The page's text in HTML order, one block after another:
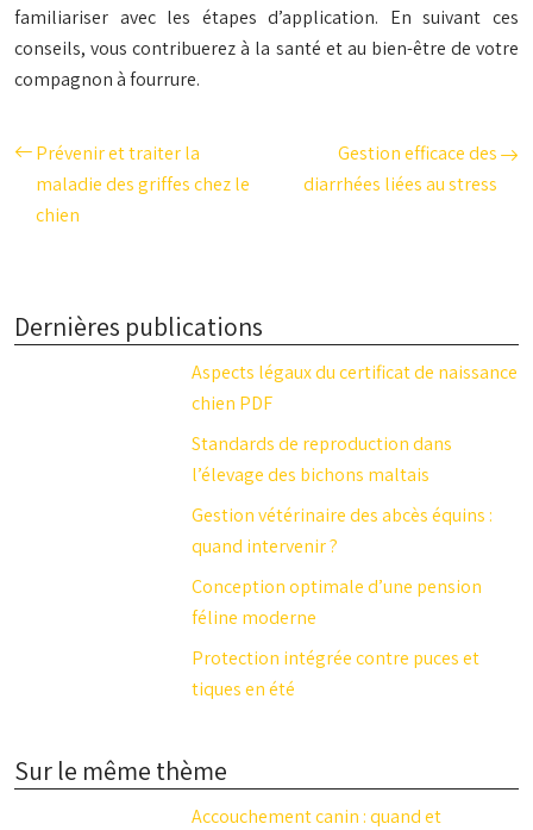
familiariser avec les étapes d’application. En suivant ces
conseils, vous contribuerez à la santé et au bien-être de votre
compagnon à fourrure.
Prévenir et traiter la
maladie des griffes chez le
chien
Gestion efficace des
diarrhées liées au stress
Dernières publications
Aspects légaux du certificat de naissance
chien PDF
Standards de reproduction dans
l’élevage des bichons maltais
Gestion vétérinaire des abcès équins :
quand intervenir ?
Conception optimale d’une pension
féline moderne
Protection intégrée contre puces et
tiques en été
Sur le même thème
Accouchement canin : quand et